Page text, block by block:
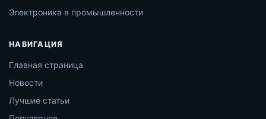
Электроника в промышленности
НАВИГАЦИЯ
Главная страница
Новости
Лучшие статьи